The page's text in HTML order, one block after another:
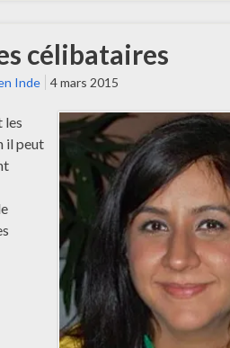
célibataires
Inde 4 mars 2015
les
il peut